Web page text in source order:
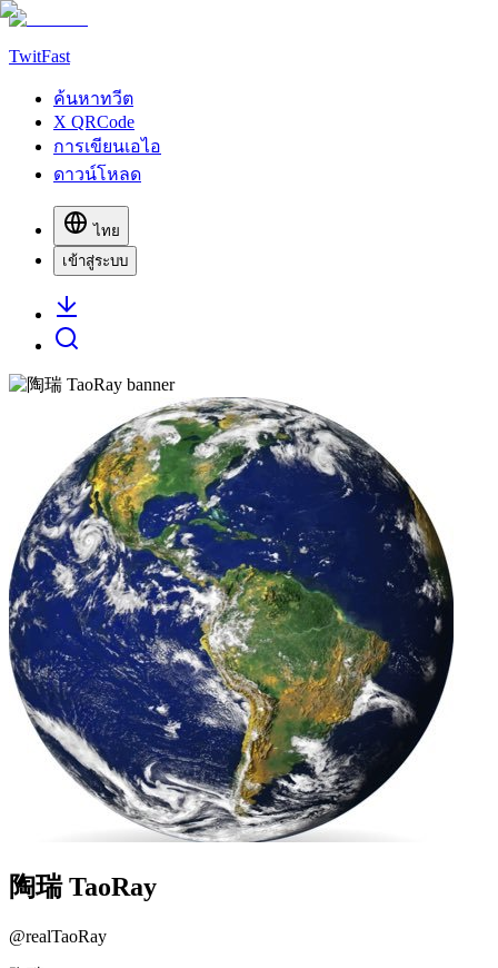
TwitFast
ค้นหาทวีต
X QRCode
การเขียนเอไอ
ดาวน์โหลด
ไทย
เข้าสู่ระบบ
陶瑞 TaoRay
@realTaoRay